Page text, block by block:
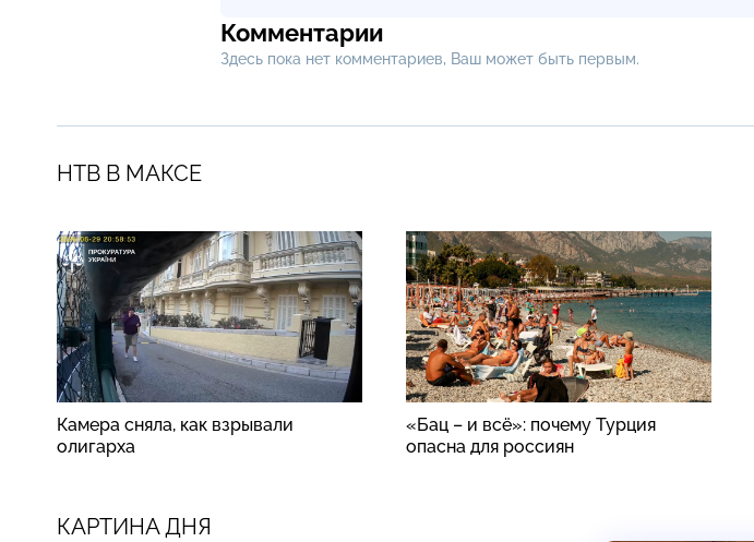
Комментарии
Здесь пока нет комментариев, Ваш может быть первым.
НТВ В МАКСЕ
Камера сняла, как взрывали
олигарха
«Бац – и всё»: почему Турция
опасна для россиян
КАРТИНА ДНЯ